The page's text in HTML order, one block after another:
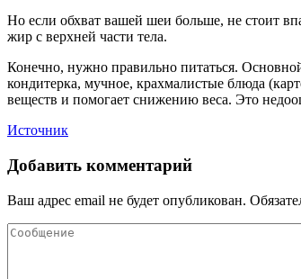
Но если обхват вашей шеи больше, не стоит
жир с верхней части тела.
Конечно, нужно правильно питаться.
кондитерка, мучное, крахмалистые блюда
веществ и помогает снижению веса. Это
Источник
Добавить комментарий
Ваш адрес email не будет опубликован.